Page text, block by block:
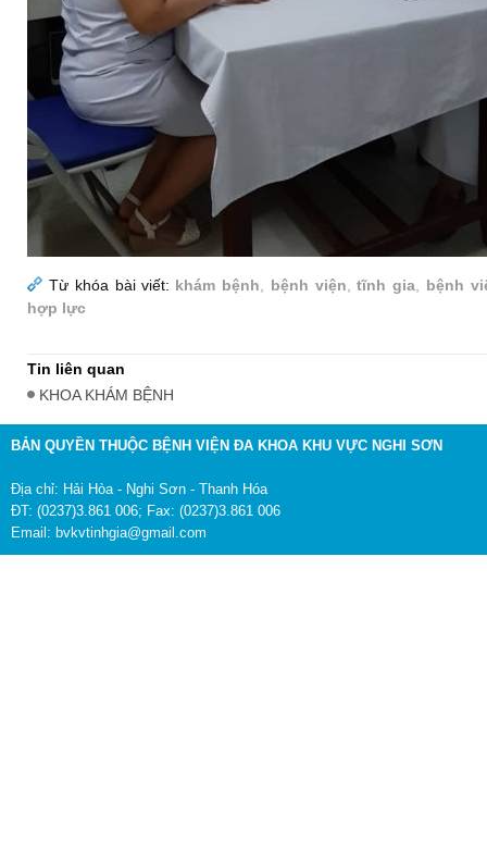
Từ khóa bài viết: khám bệnh bệnh viện ,tĩnh gia
bệnh
hợp lực
Tin liên quan
KHOA KHÁM BỆNH
BẢN QUYỀN THUỘC BỆNH VIỆN ĐA KHOA KHU VỰC NGHI SƠN
Địa chỉ: Hải Hòa - Nghi Sơn - Thanh Hóa
ĐT: (0237)3.861 006; Fax: (0237)3.861 006
Email: bvkvtinhgia@gmail.com